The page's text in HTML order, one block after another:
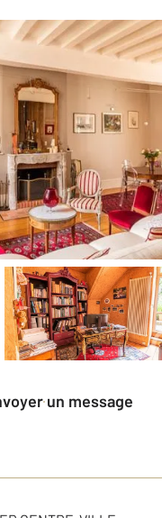
un message